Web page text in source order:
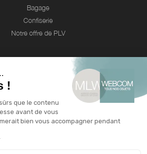
Bagage
Confiserie
Notre offre de PLV
Agences de communication
Administrations
Associations